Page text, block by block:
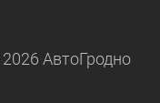
2026 АвтоГродно